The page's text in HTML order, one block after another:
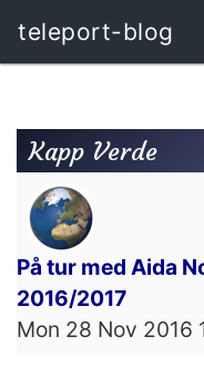
teleport-blog
Kapp Verde
På tur med Aida
2016/2017
Mon 28 Nov 2016